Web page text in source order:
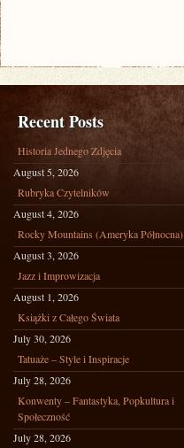
Recent Posts
Historia Jednego Zdjęcia
August 5, 2026
Rubryka Czytelników
August 4, 2026
Rocky Mountains (Ameryka Północna)
August 3, 2026
Jazz i Improwizacja
August 1, 2026
Książki z Całego Świata
July 30, 2026
Tatuaże – Style i Inspiracje
July 28, 2026
Konwenty – Fantastyka, Popkultura i
Społeczność
July 28, 2026